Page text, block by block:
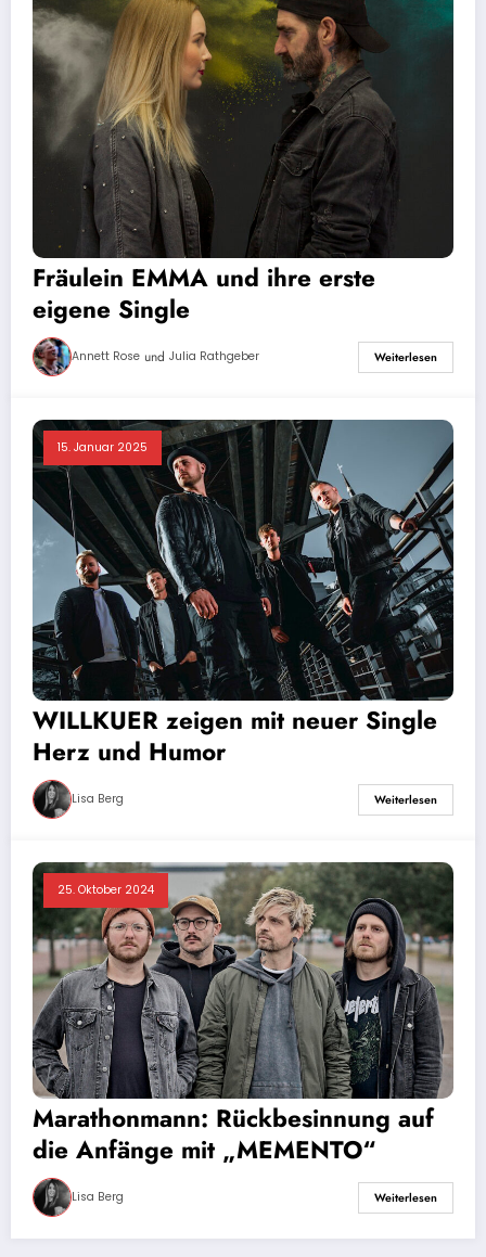
Fräulein EMMA und ihre erste
eigene Single
Annett Rose und Julia Rathgeber Weiterlesen
15. Januar 2025
WILLKUER zeigen mit neuer Single
Herz und Humor
Lisa Berg Weiterlesen
25. Oktober 2024
Marathonmann: Rückbesinnung auf
die Anfänge mit „MEMENTO“
Lisa Berg Weiterlesen